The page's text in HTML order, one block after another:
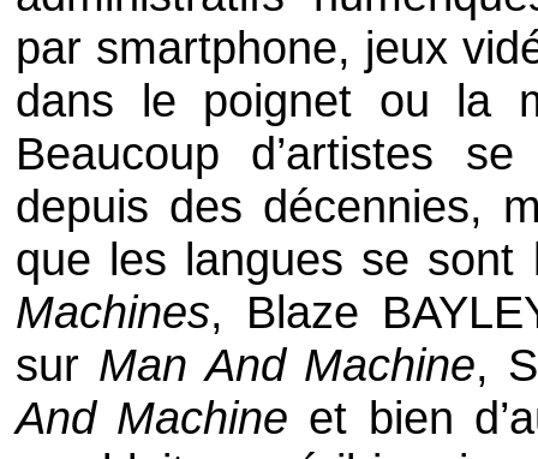
par smartphone, jeux
dans le poignet ou la
Beaucoup d’artistes
depuis des décennies,
que les langues se
Machines, Blaze
sur Man And Machine,
And Machine et bien